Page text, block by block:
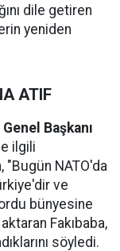
dile getiren
yeniden
ATIF
Genel Başkanı
ilgili
"Bugün NATO'da
ve
bünyesine
Fakıbaba,
söyledi.